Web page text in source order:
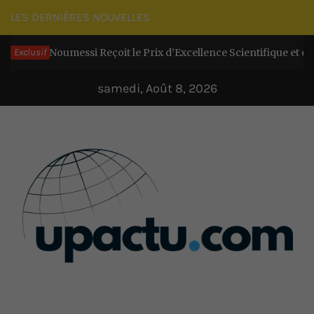
Passer
au
contenu
LES DERNIÈRES NOUVELLES
Exclusif
Noumessi Reçoit le Prix d’Excellence Scientifique et exhorte
samedi, Août 8, 2026